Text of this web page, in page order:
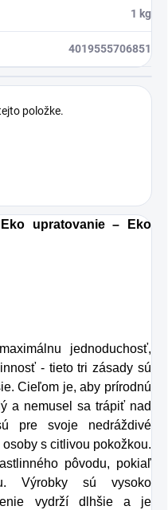
1 kg
4019555706851
položke.
upratovanie – Eko
jednoduchosť,
- tieto tri zásady sú
Cieľom je, aby prírodnú
a nemusel sa trápiť nad
pre svoje nedráždivé
s citlivou pokožkou.
pôvodu, pokiaľ
Výrobky sú vysoko
vydrží dlhšie a je